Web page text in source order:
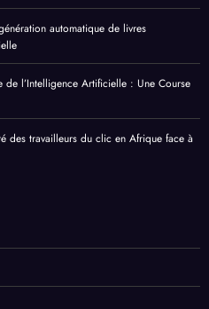
automatique de livres
de l’Intelligence Artificielle : Une Course
des travailleurs du clic en Afrique face à